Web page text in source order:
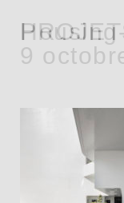
9